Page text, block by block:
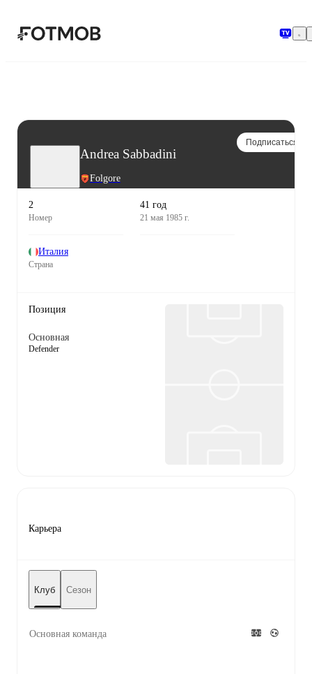
Andrea Sabbadini
Folgore
Подписаться
2
Номер
41 год
21 мая 1985 г.
Италия
Страна
Позиция
Основная
Defender
Карьера
Клуб Сезон
Основная команда